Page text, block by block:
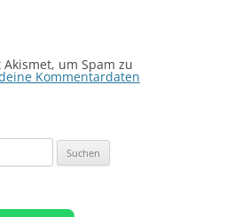
um Spam zu
Kommentardaten